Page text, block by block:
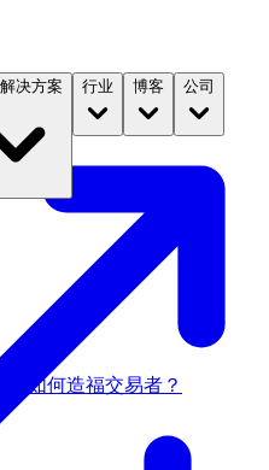
决方案 行业 博客 公司
如何造福交易者？